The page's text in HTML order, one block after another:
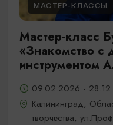
МАСТЕР-КЛАССЫ
Мастер-класс
«Знакомство с
инструментом
09.02.2026 -
Калининград,
творчества,